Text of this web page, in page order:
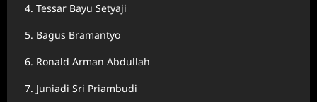
Tessar Bayu Setyaji
Bagus Bramantyo
Ronald Arman Abdullah
Juniadi Sri Priambudi